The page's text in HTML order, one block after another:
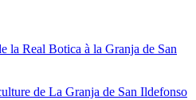
la Real Botica à la Granja de San
de La Granja de San Ildefonso